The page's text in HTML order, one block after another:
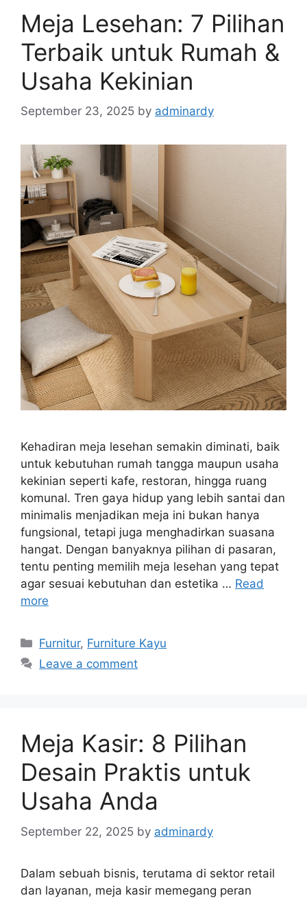
Meja Lesehan: 7 Pilihan
Terbaik untuk Rumah &
Usaha Kekinian
September 23, 2025 by adminardy
Kehadiran meja lesehan semakin diminati, baik
untuk kebutuhan rumah tangga maupun usaha
kekinian seperti kafe, restoran, hingga ruang
komunal. Tren gaya hidup yang lebih santai dan
minimalis menjadikan meja ini bukan hanya
fungsional, tetapi juga menghadirkan suasana
hangat. Dengan banyaknya pilihan di pasaran,
tentu penting memilih meja lesehan yang tepat
agar sesuai kebutuhan dan estetika … Read
more
Categories
Furnitur, Furniture Kayu
Leave a comment
Meja Kasir: 8 Pilihan
Desain Praktis untuk
Usaha Anda
September 22, 2025 by adminardy
Dalam sebuah bisnis, terutama di sektor retail
dan layanan, meja kasir memegang peran